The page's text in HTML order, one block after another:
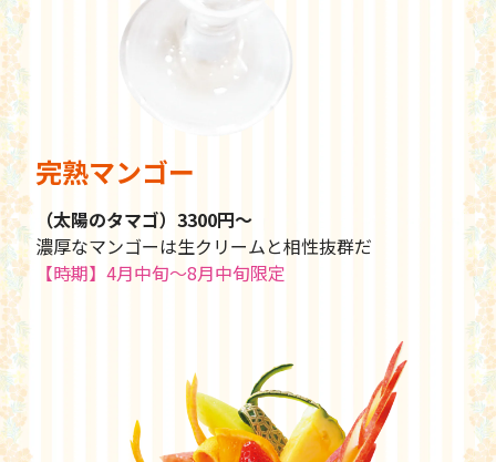
完熟マンゴー
（太陽のタマゴ）3300円〜
濃厚なマンゴーは生クリームと相性抜群だ
【時期】4月中旬〜8月中旬限定